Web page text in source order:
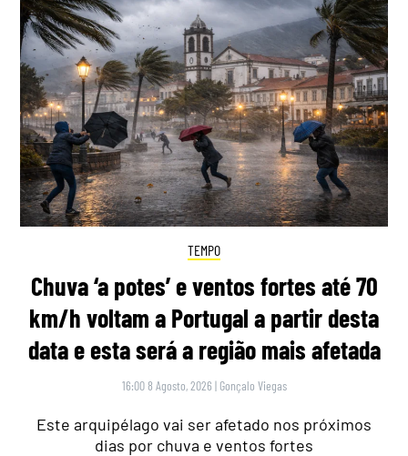
TEMPO
Chuva ‘a potes’ e ventos fortes até 70
km/h voltam a Portugal a partir desta
data e esta será a região mais afetada
16:00 8 Agosto, 2026 | Gonçalo Viegas
Este arquipélago vai ser afetado nos próximos
dias por chuva e ventos fortes